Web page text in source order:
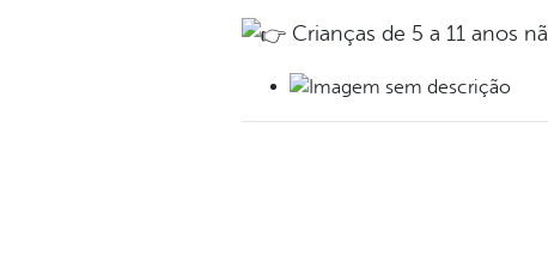
Crianças de 5 a 11 anos